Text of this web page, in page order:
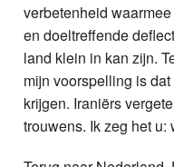
verbetenheid
en doeltreffende
land klein in kan zijn.
mijn voorspelling is
krijgen. Iraniërs
trouwens. Ik zeg het u: